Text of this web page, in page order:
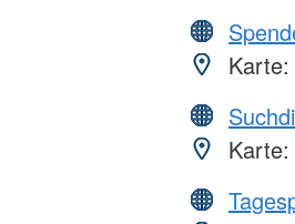
Karte:
Karte: